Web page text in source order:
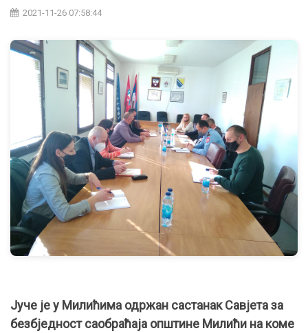
2021-11-26 07:58:44
Јуче је у Милићима одржан састанак Савјета за
безбједност саобраћаја општине Милићи на коме